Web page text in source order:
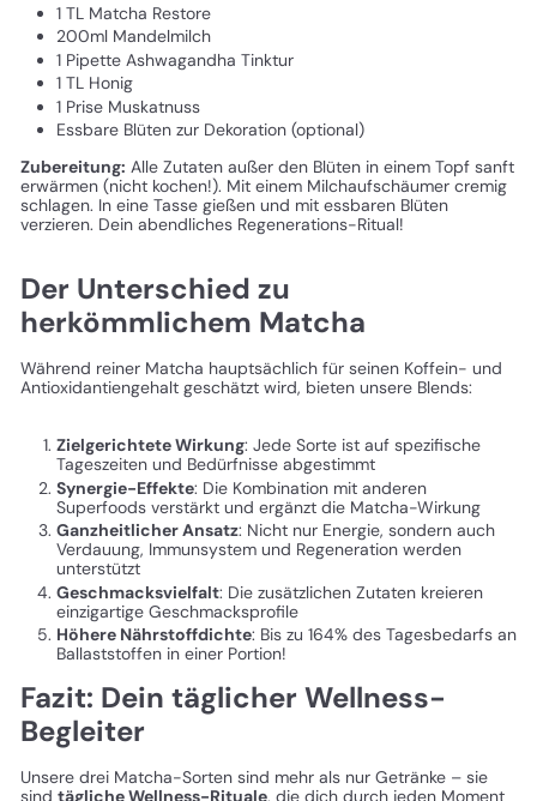
1 TL Matcha Restore
200ml Mandelmilch
1 Pipette Ashwagandha Tinktur
1 TL Honig
1 Prise Muskatnuss
Essbare Blüten zur Dekoration (optional)
Zubereitung: Alle Zutaten außer den Blüten in einem Topf sanft
erwärmen (nicht kochen!). Mit einem Milchaufschäumer cremig
schlagen. In eine Tasse gießen und mit essbaren Blüten
verzieren. Dein abendliches Regenerations-Ritual!
Der Unterschied zu
herkömmlichem Matcha
Während reiner Matcha hauptsächlich für seinen Koffein- und
Antioxidantiengehalt geschätzt wird, bieten unsere Blends:
Zielgerichtete Wirkung: Jede Sorte ist auf spezifische
Tageszeiten und Bedürfnisse abgestimmt
Synergie-Effekte: Die Kombination mit anderen
Superfoods verstärkt und ergänzt die Matcha-Wirkung
Ganzheitlicher Ansatz: Nicht nur Energie, sondern auch
Verdauung, Immunsystem und Regeneration werden
unterstützt
Geschmacksvielfalt: Die zusätzlichen Zutaten kreieren
einzigartige Geschmacksprofile
Höhere Nährstoffdichte: Bis zu 164% des Tagesbedarfs an
Ballaststoffen in einer Portion!
Fazit: Dein täglicher Wellness-
Begleiter
Unsere drei Matcha-Sorten sind mehr als nur Getränke – sie
sind tägliche Wellness-Rituale, die dich durch jeden Moment